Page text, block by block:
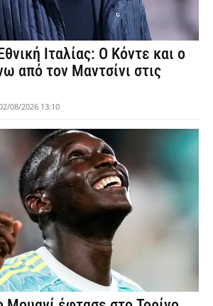
Ιταλίας: Ο Κόντε και ο
από τον Μαντσίνι στις
08/2026 13:10